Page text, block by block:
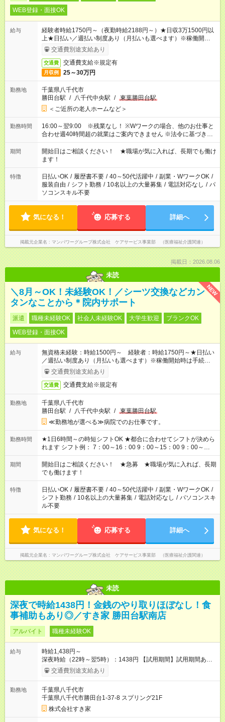
WEB登録・面接OK
給与
経験者時給1750円～（夜勤時給2188円～）★日収3万1500円以
上★日払い／週払い制度あり（月払いも選べます）※稼働開始時
は手続き完了次第のお支払いとなります。
交通費別途支給あり
交通費 交通費支給※規定有
月収例 25～30万円
勤務地
千葉県八千代市
勝田台駅 / 八千代中央駅 / 東葉勝田台駅
＜ご近所の老人ホームなど＞
勤務時間
16:00～翌9:00 ※残業なし！ ※Wワークの場合、他のお仕事と
合わせ週40時間超の就業はご案内できません ※法令に基づき、
週20時間以上勤務は社会保険への加入対象となります ※労働者
派遣法（日雇い派遣の原則禁止）により、短時間・短期間の就
業はご案内が難しい場合があります
期間
開始日はご相談ください！ ★職場が気に入れば、長期でも働け
ます！
特徴 日払いOK / 履歴書不要 / 40～50代活躍中 / 副業・WワークOK /
服装自由 / シフト勤務 / 10名以上の大量募集 / 電話対応なし / パ
ソコンスキル不要
気になる！ 応募する 詳細へ
掲載元企業名 マンパワーグループ株式会社 ケアサービス事業部 （医療福祉介護関連）
掲載日：2026.08.06
未読
NEW
＼8月～OK！未経験OK！／シーツ交換などカン
タンなことから＊院内サポート
派遣 職種未経験OK 社会人未経験OK 大学生歓迎
ブランクOK
WEB登録・面接OK
給与
無資格未経験：時給1500円～ 経験者：時給1750円～★日払い
／週払い制度あり（月払いも選べます）※稼働開始時は手続き完
了次第のお支払いとなります。
交通費別途支給あり
交通費 交通費支給※規定有
勤務地
千葉県八千代市
勝田台駅 / 八千代中央駅 / 東葉勝田台駅
≪勤務地が選べる≫病院でのお仕事です。
勤務時間
★1日6時間～の時短シフトOK ★都合に合わせてシフトが決めら
れます シフト例： 7：00～16：00 9：00～15：00 9：00～
18：00 11：00～20：00 など ※Wワークの場合、他のお仕事と
合わせ週40時間超の就業はご案内できません ※法令に基づき、
週20時間以上勤務は社会保険への加入対象となります ※労働者
派遣法（日雇い派遣の原則禁止）により、短時間・短期間の就
業はご案内が難しい場合があります
期間
開始日はご相談ください！ ★急募 ★職場が気に入れば、長期
でも働けます！
特徴 日払いOK / 履歴書不要 / 40～50代活躍中 / 副業・WワークOK /
シフト勤務 / 10名以上の大量募集 / 電話対応なし / パソコンスキ
ル不要
気になる！ 応募する 詳細へ
掲載元企業名 マンパワーグループ株式会社 ケアサービス事業部 （医療福祉介護関連）
未読
深夜で時給1438円！金銭のやり取りほぼなし！食
事補助もあり◎／すき家 勝田台駅南店
アルバイト 職種未経験OK
給与
時給1,438円～
深夜時給（22時～翌5時）：1438円 【試用期間】試用期間あり
試用期間の長さ：1ヶ月 雇用形態、給与は本採用時と同じです。
試用期間の実態は30日（※条件変更なし）ですが、切り上げで
同時給）
交通費別途支給あり
勤務地
千葉県八千代市
千葉県八千代市勝田台1-37-8 スプリング21F
株式会社すき家